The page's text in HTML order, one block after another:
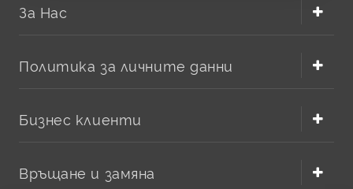
За Нас
Политика за личните данни
Бизнес клиенти
Връщане и замяна